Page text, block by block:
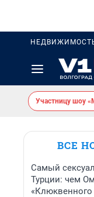
Участницу шоу
ВСЕ
Самый
Турции: чем
«Клюквенного